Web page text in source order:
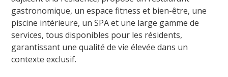
gastronomique, un espace fitness et bien-être, une
piscine intérieure, un SPA et une large gamme de
services, tous disponibles pour les résidents,
garantissant une qualité de vie élevée dans un
contexte exclusif.